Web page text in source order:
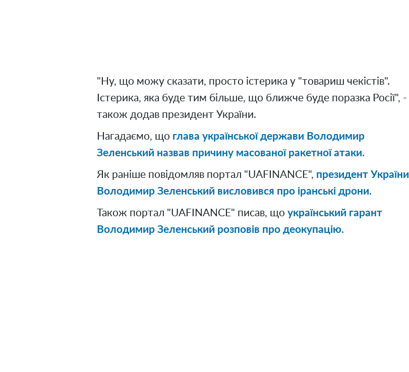
"Ну, що можу сказати, просто істерика у "товариш чекістів".
Істерика, яка буде тим більше, що ближче буде поразка Росії", -
також додав президент України.
Нагадаємо, що глава української держави Володимир
Зеленський назвав причину масованої ракетної атаки.
Як раніше повідомляв портал "UAFINANCE", президент України
Володимир Зеленський висловився про іранські дрони.
Також портал "UAFINANCE" писав, що український гарант
Володимир Зеленський розповів про деокупацію.